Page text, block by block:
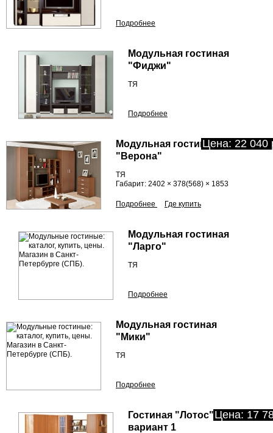
Подробнее
Модульная гостиная
"Фиджи"
ТЯ
Подробнее
Цена: 22 040
Модульная гостиная
"Верона"
ТЯ
Габарит: 2402 × 378(568) × 1853
Подробнее Где купить
Модульная гостиная
"Ларго"
ТЯ
Подробнее
Модульная гостиная
"Мики"
ТЯ
Подробнее
Цена: 17
Гостиная "Лотос"
вариант 1